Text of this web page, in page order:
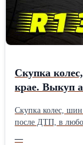
Скупка
крае. Выкуп
Рассматр
Скупка колес,
после ДТП, в
—